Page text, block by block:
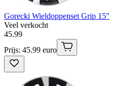
Gorecki Wieldoppenset Grip 15"
Veel verkocht
45.99
Prijs: 45.99 euro